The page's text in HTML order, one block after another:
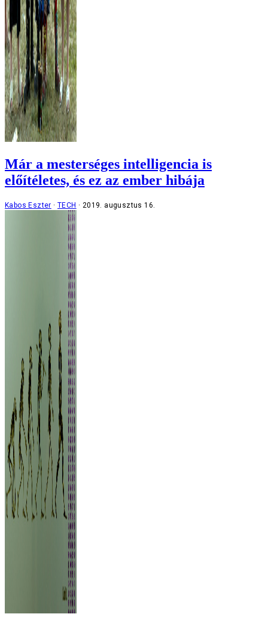
Már a mesterséges intelligencia is
előítéletes, és ez az ember hibája
Kabos Eszter TECH 2019. augusztus 16.